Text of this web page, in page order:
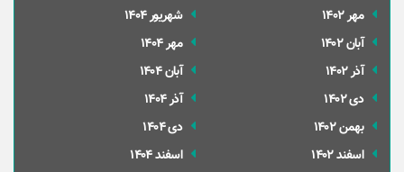
مهر 1402
آبان 1402
آذر 1402
دی 1402
بهمن 1402
اسفند 1402
شهریور 1404
مهر 1404
آبان 1404
آذر 1404
دی 1404
اسفند 1404